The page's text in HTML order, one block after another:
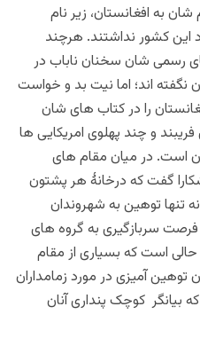
به افغانستان، زیر نام
این کشور نداشتند. هرچند
رسمی شان سخنان ناباب در
نگفته اند؛ اما نیت بد و خواست
را در کتاب های شان
فریبند و چند پهلوی امریکایی ها
است. در میان مقام های
گفت که درخانۀ هر پشتون
توهین به شهروندان
فرصت سربازگیری به گروه های
حالی است که بسیاری از مقام
آمیزی در مورد زمامداران
بیانگر کوچک پنداری آنان